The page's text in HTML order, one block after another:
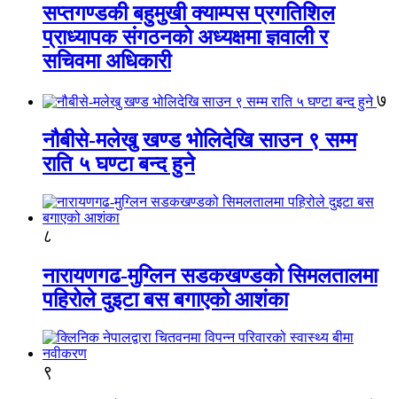
सप्तगण्डकी बहुमुखी क्याम्पस प्रगतिशिल
प्राध्यापक संगठनको अध्यक्षमा ज्ञवाली र
सचिवमा अधिकारी
७
नौबीसे-मलेखु खण्ड भोलिदेखि साउन ९ सम्म
राति ५ घण्टा बन्द हुने
८
नारायणगढ-मुग्लिन सडकखण्डको सिमलतालमा
पहिरोले दुइटा बस बगाएको आशंका
९